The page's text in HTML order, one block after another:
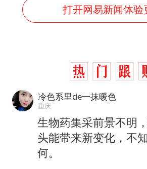
打开网易新闻体验
冷色系里de一抹暖色
重庆
生物药集采前景不明
头能带来新变化，不
何。